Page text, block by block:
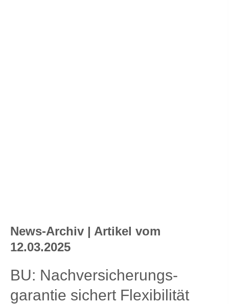
News-Archiv | Artikel vom
12.03.2025
BU: Nachversicherungs­
garantie sichert Flexibilität